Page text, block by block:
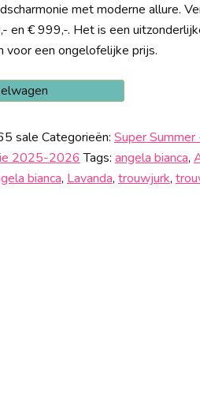
met moderne allure.
en € 999,-. Het is een
een ongelofelijke prijs.
sale Categorieën: Super
2025-2026 Tags: angela bianca,
bianca, Lavanda, trouwjurk,